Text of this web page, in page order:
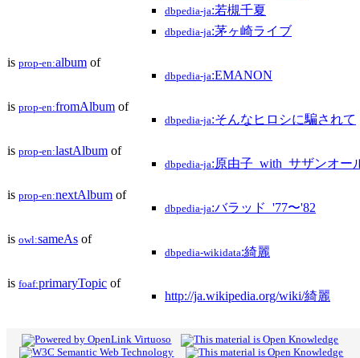
dbpedia-ja:若槻千夏
dbpedia-ja:茅ヶ崎ライブ
is prop-en:album of
dbpedia-ja:EMANON
is prop-en:fromAlbum of
dbpedia-ja:そんなヒロシに騙されて
is prop-en:lastAlbum of
dbpedia-ja:原由子_with_サザンオー
is prop-en:nextAlbum of
dbpedia-ja:バラッド_'77〜'82
is owl:sameAs of
dbpedia-wikidata:綺麗
is foaf:primaryTopic of
http://ja.wikipedia.org/wiki/綺麗